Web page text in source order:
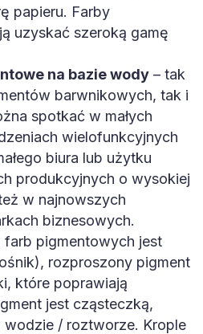
papieru. Farby
uzyskać szeroką gamę
na bazie wody – tak
barwnikowych, tak i
spotkać w małych
wielofunkcyjnych
biura lub użytku
produkcyjnych o wysokiej
w najnowszych
biznesowych.
farb pigmentowych jest
rozproszony pigment
które poprawiają
jest cząsteczką,
wodzie / roztworze. Krople